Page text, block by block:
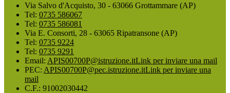
Via Salvo d'Acquisto, 30 - 63066 Grottammare (AP)
Tel: 0735 586067
Tel: 0735 586081
Via E. Consorti, 28 - 63065 Ripatransone (AP)
Tel: 0735 9224
Tel: 0735 9291
Email: APIS00700P@istruzione.itLink per inviare una mail
PEC: APIS00700P@pec.istruzione.itLink per inviare una
mail
C.F.: 91002030442